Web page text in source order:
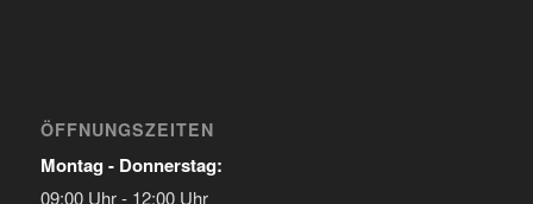
ÖFFNUNGSZEITEN
Montag - Donnerstag:
09:00 Uhr - 12:00 Uhr